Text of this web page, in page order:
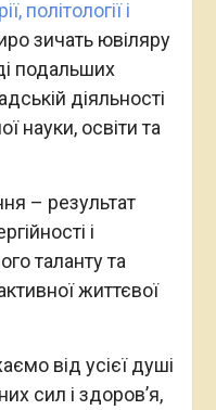
політології і
зичать ювіляру
подальших
діяльності
науки, освіти та
– результат
і
таланту та
життєвої
від усієї душі
сил і здоров’я,